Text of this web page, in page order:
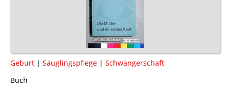
Geburt | Säuglingspflege | Schwangerschaft
Buch